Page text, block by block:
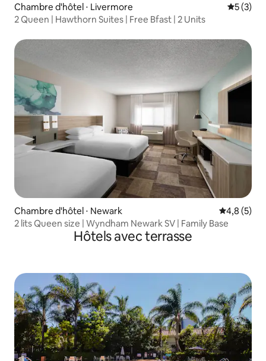
Chambre d'hôtel ⋅ Livermore
5 (3)
2 Queen | Hawthorn Suites | Free Bfast | 2 Units
Chambre d'hôtel ⋅ Newark Évaluation
4,8 (5)
2 lits Queen size | Wyndham Newark SV | Family Base
Hôtels avec terrasse